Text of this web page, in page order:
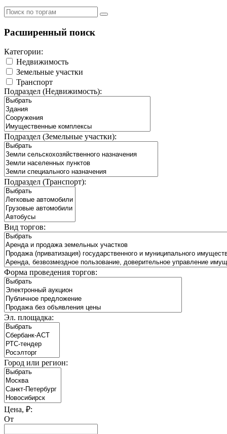
Расширенный поиск
Категории:
Недвижимость
Земельные участки
Транспорт
Подраздел (Недвижимость):
Подраздел (Земельные участки):
Подраздел (Транспорт):
Вид торгов:
Форма проведения торгов:
Эл. площадка:
Город или регион:
Цена, ₽:
От